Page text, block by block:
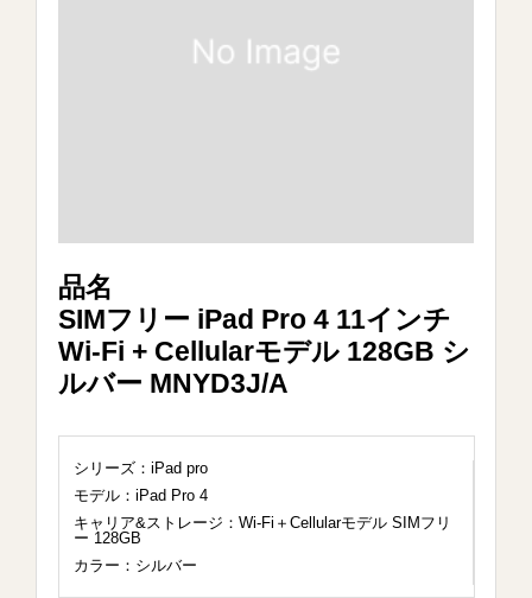
品名
SIMフリー iPad Pro 4 11インチ
Wi-Fi + Cellularモデル 128GB シ
ルバー MNYD3J/A
シリーズ：iPad pro
モデル：iPad Pro 4
キャリア&ストレージ：Wi-Fi＋Cellularモデル SIMフリ
ー 128GB
カラー：シルバー